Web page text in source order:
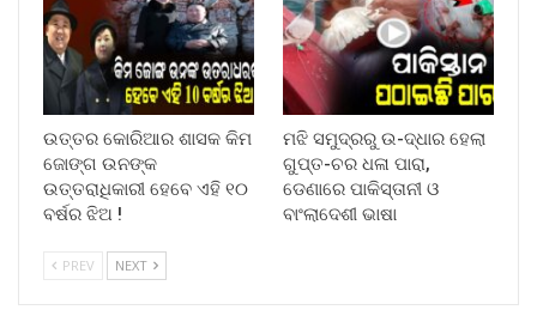
ଉତ୍ତର କୋରିଆର ଶାସକ କିମ
ଜୋଙ୍ଗ ଉନଙ୍କ
ଉତ୍ତରାଧିକାରୀ ହେବେ ଏହି ୧୦
ବର୍ଷର ଝିଅ !
ମଝି ସମୁଦ୍ରରୁ ଉ-ଦ୍ଧାର ହେଲା
ଗୁପ୍ତ-ଚର ଧଳା ପାରା,
ଡେଣାରେ ପାକିସ୍ତାନୀ ଓ
ବାଂଲାଦେଶୀ ଭାଷା
PREV NEXT